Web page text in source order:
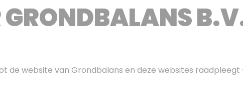
de website van Grondbalans en deze websites